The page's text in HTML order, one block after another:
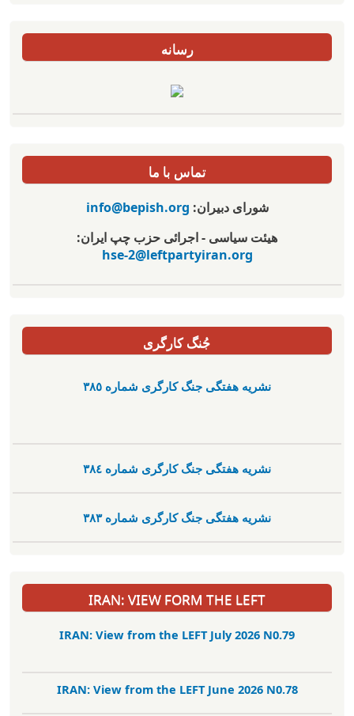
رسانه
تماس با ما
شورای دبیران:info@bepish.org
هیئت سیاسی - اجرائی حزب چپ ایران:
hse-2@leftpartyiran.org
جُنگ کارگری
نشریە هفتگی جنگ کارگری شمارە ٣٨٥
نشریە هفتگی جنگ کارگری شمارە ٣٨٤
نشریە هفتگی جنگ کارگری شمارە ٣٨٣
IRAN: VIEW FORM THE LEFT
IRAN: View from the LEFT July 2026 N0.79
IRAN: View from the LEFT June 2026 N0.78